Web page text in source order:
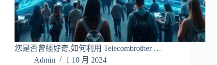
您是否曾經好奇,如何利用 Telecombrother …
Admin
1 10 月 2024